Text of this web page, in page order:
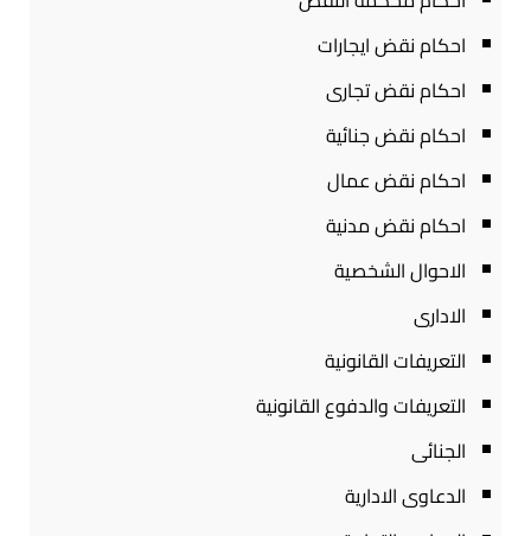
احكام نقض ايجارات
احكام نقض تجارى
احكام نقض جنائية
احكام نقض عمال
احكام نقض مدنية
الاحوال الشخصية
الادارى
التعريفات القانونية
التعريفات والدفوع القانونية
الجنائى
الدعاوى الادارية